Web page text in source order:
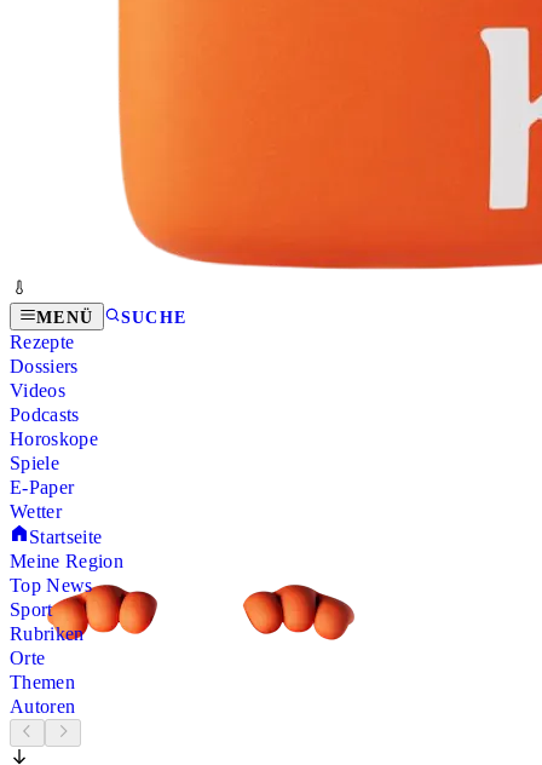
MENÜ SUCHE
Rezepte
Dossiers
Videos
Podcasts
Horoskope
Spiele
E-Paper
Wetter
Startseite
Meine Region
Top News
Sport
Rubriken
Orte
Themen
Autoren